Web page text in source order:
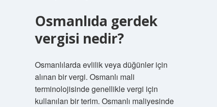
Osmanlıda gerdek
vergisi nedir?
Osmanlılarda evlilik veya düğünler için
alınan bir vergi. Osmanlı mali
terminolojisinde genellikle vergi için
kullanılan bir terim. Osmanlı maliyesinde